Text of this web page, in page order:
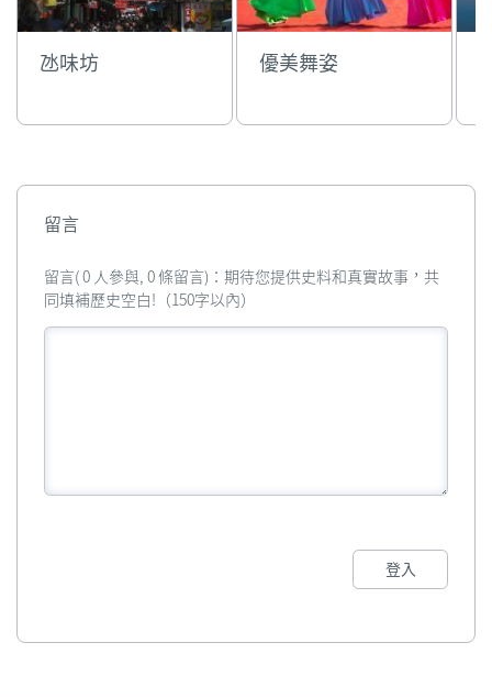
氹味坊 優美舞姿
留言
留言( 0 人參與, 0 條留言)：期待您提供史料和真實故事，共
同填補歷史空白!（150字以內）
登入